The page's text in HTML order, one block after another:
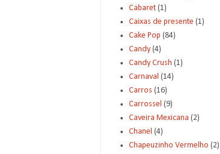
Cabaret (1)
Caixas de presente (1)
Cake Pop (84)
Candy (4)
Candy Crush (1)
Carnaval (14)
Carros (16)
Carrossel (9)
Caveira Mexicana (2)
Chanel (4)
Chapeuzinho Vermelho (2)